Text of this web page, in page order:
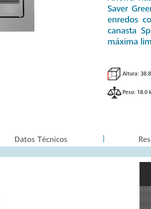
Saver
enredos
canasta
máxima
Altura:
Peso: 18.0
Datos Técnicos